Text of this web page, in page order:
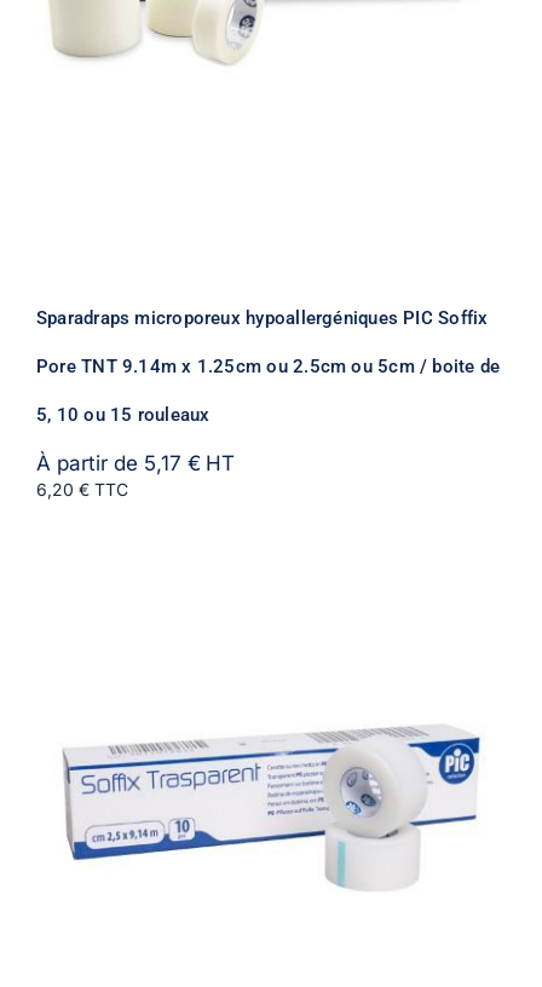
Sparadraps microporeux hypoallergéniques PIC Soffix
Pore TNT 9.14m x 1.25cm ou 2.5cm ou 5cm / boite de
5, 10 ou 15 rouleaux
À partir de 5,17 € HT
6,20 € TTC